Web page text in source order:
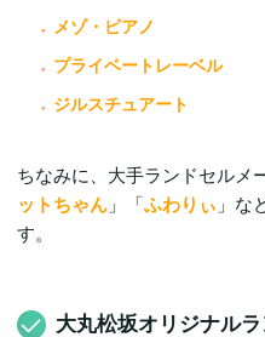
メゾ・ピアノ
プライベートレーベル
ジルスチュアート
ちなみに、大手ランドセルメ
ットちゃん 」「ふわりぃ 」な
す。
大丸松坂オリジナル